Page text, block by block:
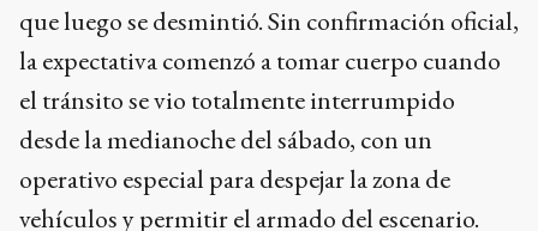
que luego se desmintió. Sin confirmación oficial,
la expectativa comenzó a tomar cuerpo cuando
el tránsito se vio totalmente interrumpido
desde la medianoche del sábado, con un
operativo especial para despejar la zona de
vehículos y permitir el armado del escenario.